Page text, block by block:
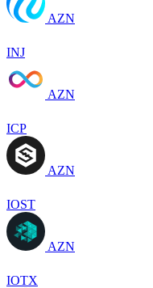
AZN
INJ
AZN
ICP
AZN
IOST
AZN
IOTX